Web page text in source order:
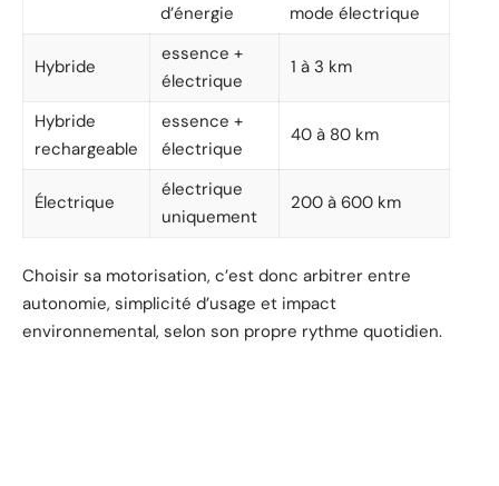
d’énergie
mode électrique
Hybride
essence +
électrique
1 à 3 km
Hybride
rechargeable
essence +
électrique
40 à 80 km
Électrique
électrique
uniquement
200 à 600 km
Choisir sa motorisation, c’est donc arbitrer entre
autonomie, simplicité d’usage et impact
environnemental, selon son propre rythme quotidien.